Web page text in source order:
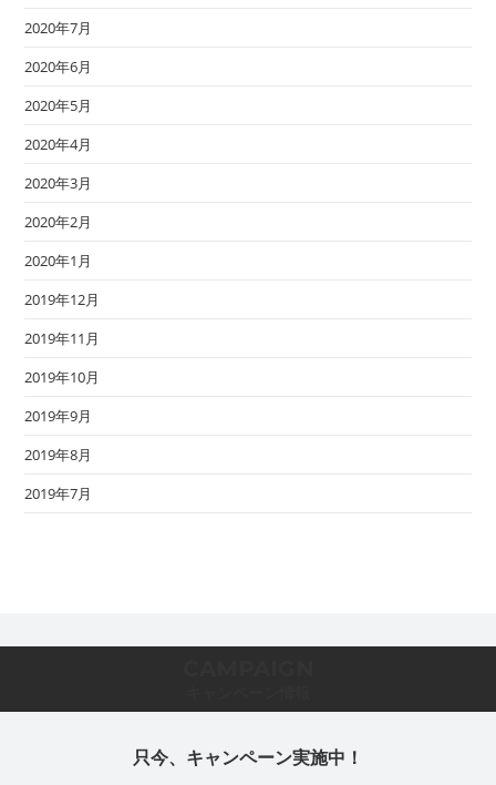
2020年7月
2020年6月
2020年5月
2020年4月
2020年3月
2020年2月
2020年1月
2019年12月
2019年11月
2019年10月
2019年9月
2019年8月
2019年7月
只今、キャンペーン実施中！